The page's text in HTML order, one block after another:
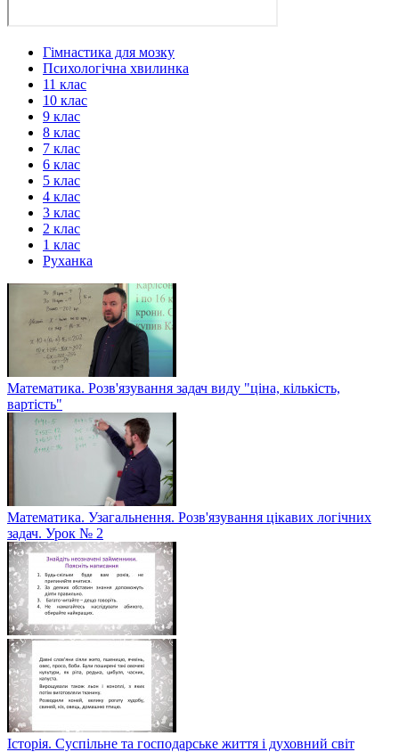
Гімнастика для мозку
Психологічна хвилинка
11 клас
10 клас
9 клас
8 клас
7 клас
6 клас
5 клас
4 клас
3 клас
2 клас
1 клас
Руханка
Математика. Розв'язування задач виду "ціна, кількість,
вартість"
Математика. Узагальнення. Розв'язування цікавих логічних
задач. Урок № 2
Історія. Суспільне та господарське життя і духовний світ